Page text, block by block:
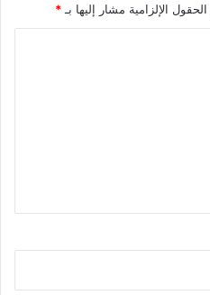
الحقول الإلزامية مشار إليها بـ *